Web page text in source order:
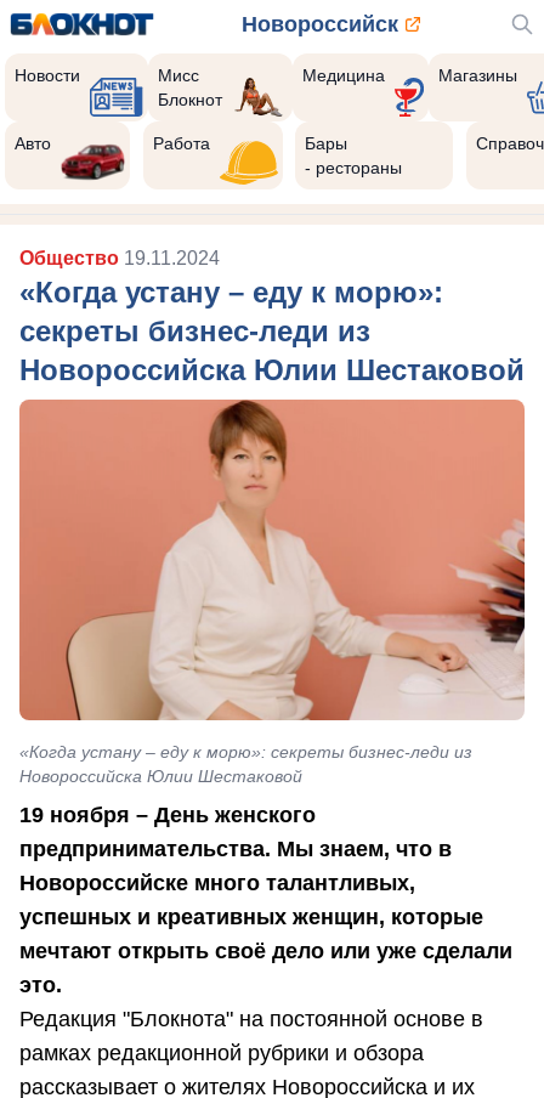
Новороссийск
Новости
Мисс
Блокнот
Медицина Магазины
Авто Работа
Бары
- рестораны
Общество 19.11.2024
«Когда устану – еду к морю»:
секреты бизнес-леди из
Новороссийска Юлии Шестаковой
«Когда устану – еду к морю»: секреты бизнес-леди из
Новороссийска Юлии Шестаковой
19 ноября – День женского
предпринимательства. Мы знаем, что в
Новороссийске много талантливых,
успешных и креативных женщин, которые
мечтают открыть своё дело или уже сделали
это.
Редакция "Блокнота" на постоянной основе в
рамках редакционной рубрики и обзора
рассказывает о жителях Новороссийска и их